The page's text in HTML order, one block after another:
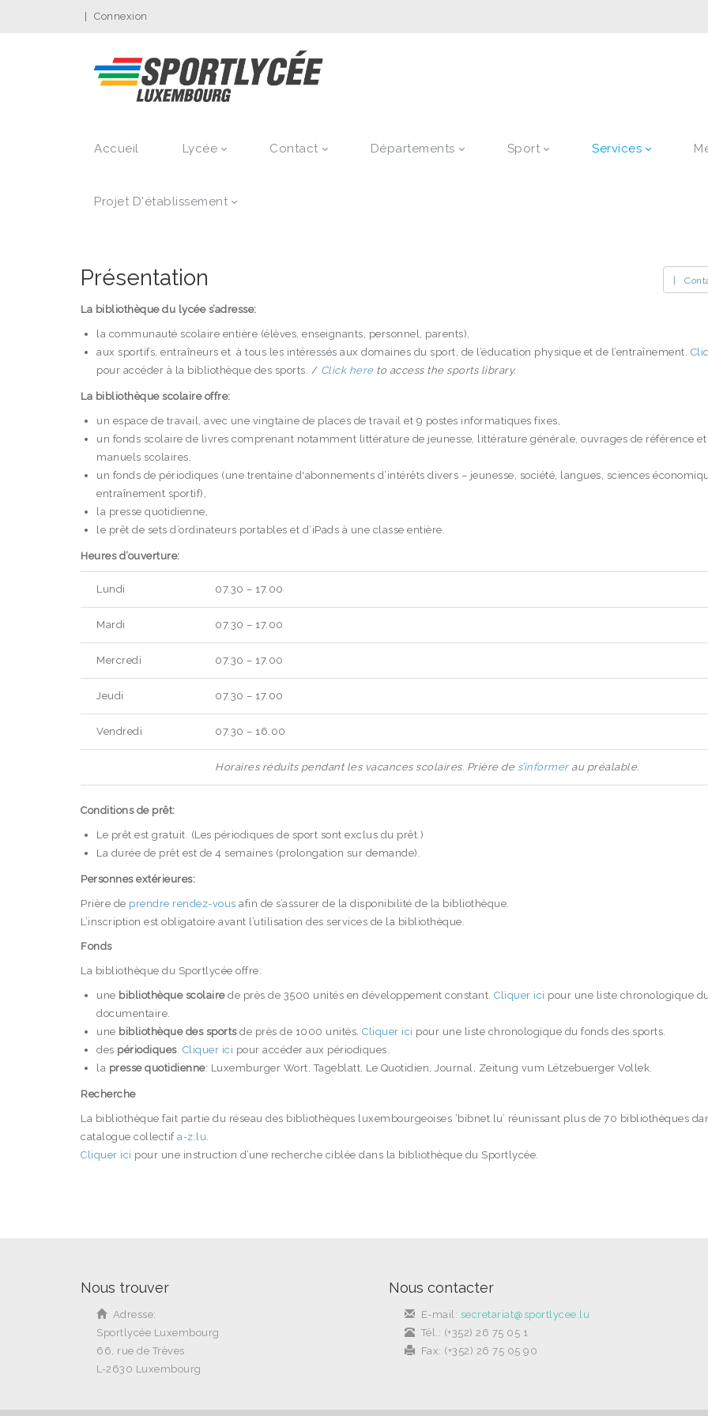
Connexion
Accueil Lycée Contact Départements Sport Services
Projet D'établissement
Présentation |
La bibliothèque du lycée s’adresse:
la communauté scolaire entière (élèves, enseignants, personnel, parents),
aux sportifs, entraîneurs et à tous les intéressés aux domaines du sport, de l’éducation physique et de l’entraînement.
pour accéder à la bibliothèque des sports. / Click hereto access the sports library.
La bibliothèque scolaire offre:
un espace de travail, avec une vingtaine de places de travail et 9 postes informatiques fixes,
un fonds scolaire de livres comprenant notamment littérature de jeunesse, littérature générale, ouvrages de référence et
manuels scolaires,
un fonds de périodiques (une trentaine d'abonnements d’intérêts divers – jeunesse, société, langues, sciences
entraînement sportif),
la presse quotidienne,
le prêt de sets d’ordinateurs portables et d’iPads à une classe entière.
Heures d’ouverture:
Lundi 07.30 – 17.00
Mardi 07.30 – 17.00
Mercredi 07.30 – 17.00
Jeudi 07.30 – 17.00
Vendredi 07.30 – 16.00
Horaires réduits pendant les vacances scolaires. Prière de s’informerau préalable.
Conditions de prêt:
Le prêt est gratuit. (Les périodiques de sport sont exclus du prêt.)
La durée de prêt est de 4 semaines (prolongation sur demande).
Personnes extérieures:
Prière de prendre rendez-vous afin de s’assurer de la disponibilité de la bibliothèque.
L’inscription est obligatoire avant l’utilisation des services de la bibliothèque.
Fonds
La bibliothèque du Sportlycée offre:
une bibliothèque scolairede près de 3500 unités en développement constant. Cliquer ici pour une liste chronologique
documentaire.
une bibliothèque des sportsde près de 1000 unités. Cliquer ici pour une liste chronologique du fonds des sports.
des périodiques. Cliquer ici pour accéder aux périodiques.
la presse quotidienne: Luxemburger Wort, Tageblatt, Le Quotidien, Journal, Zeitung vum Lëtzebuerger Vollek.
Recherche
La bibliothèque fait partie du réseau des bibliothèques luxembourgeoises ‘bibnet.lu’ réunissant plus de 70 bibliothèques
catalogue collectif a-z.lu.
Cliquer ici pour une instruction d’une recherche ciblée dans la bibliothèque du Sportlycée.
Nous trouver
Adresse:
Sportlycée Luxembourg
66, rue de Trèves
L-2630 Luxembourg
Nous contacter
E-mail: secretariat@sportlycee.lu
Tél.: (+352) 26 75 05 1
Fax: (+352) 26 75 05 90